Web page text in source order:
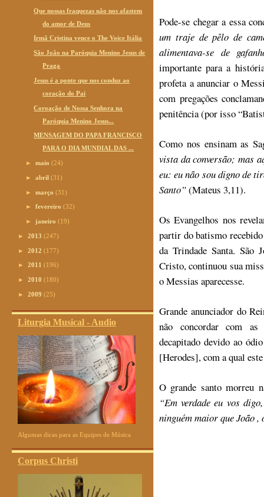
Que nossas fraquezas não nos afastem
do amor de Deus
Irmã Cristina vence o The Voice Itália
São João na Paróquia Menino Jesus de
Praga
Jesus é a ponte que nos conduz ao
coração do Pai
Coroação de Nossa Senhora na
Paróquia Menino Jesus...
MENSAGEM DO PAPA FRANCISCO
PARA O DIA MUNDIAL DAS ...
►maio(24)
►abril(31)
►março(31)
►fevereiro(32)
► janeiro(19)
► 2013 (247)
► 2012 (177)
► 2011 (196)
► 2010 (180)
► 2009 (25)
Liturgia Musical - Audio
Algumas dicas para as Equipes de Música
Corpus Christi
Pode-se chegar a essa
um traje de pêlo de
alimentava-se de
importante para a
profeta a anunciar o
com pregações
penitência (por isso
Como nos ensinam as
vista da conversão; mas
eu: eu não sou digno de
Santo”(Mateus 3,11).
Os Evangelhos nos
partir do batismo
da Trindade Santa. São
Cristo, continuou sua
o Messias aparecesse.
Grande anunciador do
não concordar com as
decapitado devido ao
[Herodes], com a qual
O grande santo morreu
“Em verdade eu vos
ninguém maior que João ,